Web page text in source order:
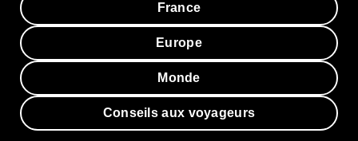
France
Europe
Monde
Conseils aux voyageurs